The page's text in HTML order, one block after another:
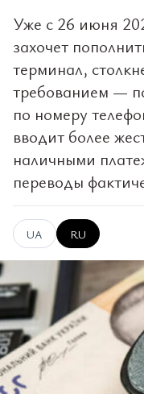
Уже с 26 июня
захочет
терминал,
требованием —
по номеру
вводит более
наличными
переводы
UA RU